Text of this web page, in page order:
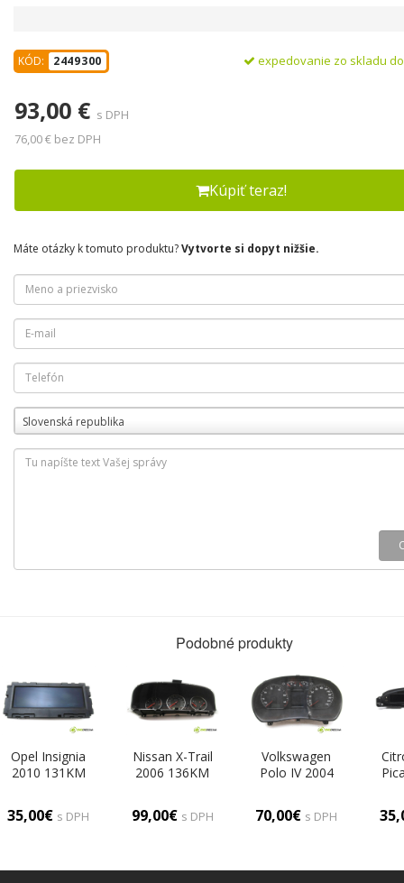
KÓD: 2449300 expedovanie zo skladu
93,00 € s DPH
76,00 € bez DPH
Kúpiť teraz!
Máte otázky k tomuto produktu?Vytvorte si dopyt nižšie.
Slovenská republika
Podobné produkty
Opel Insignia
2010 131KM
08-13 2000
(Prístrojové
35,00€ s DPH
Nissan X-Trail
2006 136KM
Prístrojovka
dosky, displeje)
99,00€ s DPH
Volkswagen
Polo IV 2004
09 1400
(Prístrojové
70,00€ s DPH